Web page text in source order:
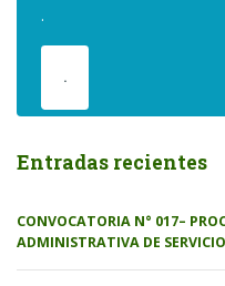
.
.
Entradas recientes
CONVOCATORIA N° 017–
ADMINISTRATIVA DE